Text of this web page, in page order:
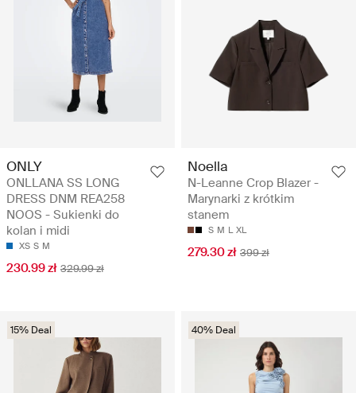
ONLY
ONLLANA SS LONG
DRESS DNM REA258
NOOS - Sukienki do
kolan i midi
XS S M
230.99 zł 329.99 zł
Noella
N-Leanne Crop Blazer -
Marynarki z krótkim
stanem
S M L XL
279.30 zł 399 zł
15% Deal 40% Deal